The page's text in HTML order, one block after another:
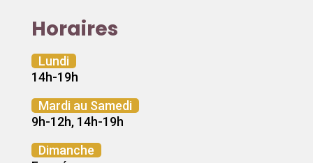
Horaires
Lundi
14h-19h
Mardi au Samedi
9h-12h, 14h-19h
Dimanche